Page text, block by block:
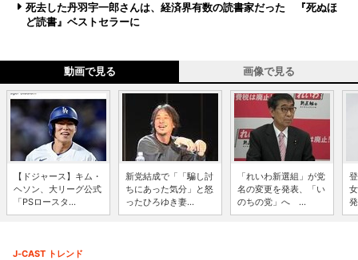
死去した丹羽宇一郎さんは、経済界有数の読書家だった 『死ぬほ
ど読書』ベストセラーに
動画で見る 画像で見る
【ドジャース】キム・
ヘソン、大リーグ公式
「PSロースタ...
新党結成で「「騙し討
ちにあった気分」と怒
ったひろゆき妻...
「れいわ新選組」が党
名の変更を発表、「い
のちの党」へ ...
J-CAST トレンド